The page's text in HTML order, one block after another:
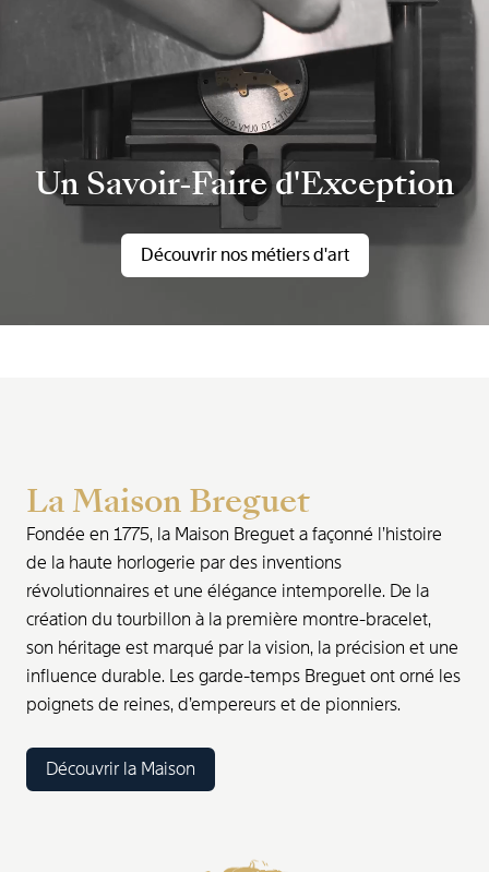
Un Savoir-Faire d'Exception
Découvrir nos métiers d'art
La Maison Breguet
Fondée en 1775, la Maison Breguet a façonné l’histoire
de la haute horlogerie par des inventions
révolutionnaires et une élégance intemporelle. De la
création du tourbillon à la première montre-bracelet,
son héritage est marqué par la vision, la précision et une
influence durable. Les garde-temps Breguet ont orné les
poignets de reines, d’empereurs et de pionniers.
Découvrir la Maison